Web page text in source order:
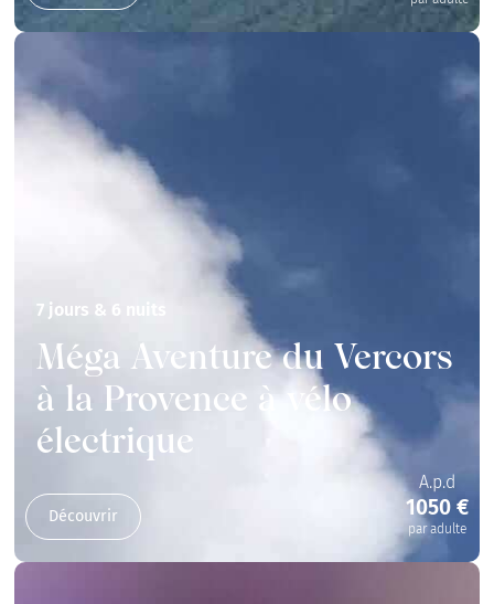
7 jours & 6 nuits
Méga Aventure du Vercors
à la Provence à vélo
électrique
Découvrir
A.p.d
1050 €
par adulte